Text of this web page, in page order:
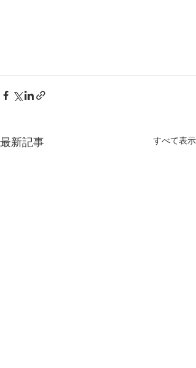
最新記事 すべて表示